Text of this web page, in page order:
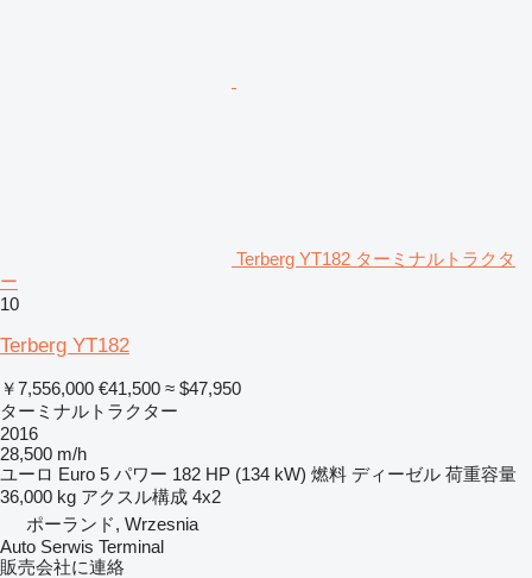
Terberg YT182 ターミナルトラクタ
ー
10
Terberg YT182
￥7,556,000 €41,500 ≈ $47,950
ターミナルトラクター
2016
28,500 m/h
ユーロ Euro 5 パワー 182 HP (134 kW) 燃料 ディーゼル 荷重容量
36,000 kg アクスル構成 4x2
ポーランド, Wrzesnia
Auto Serwis Terminal
販売会社に連絡